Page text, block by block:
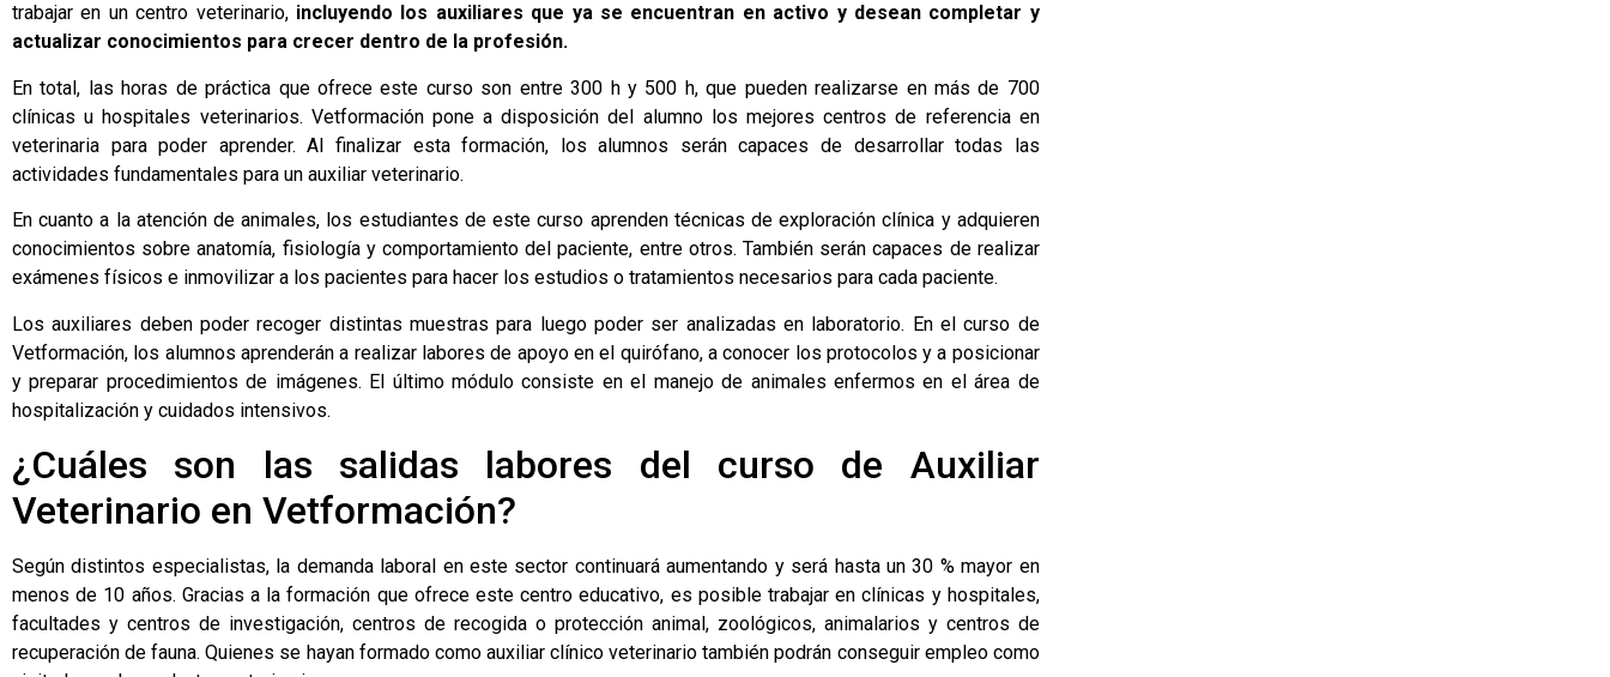
trabajar en un centro veterinario, incluyendo los auxiliares que ya se encuentran en activo y desean completar y
actualizar conocimientos para crecer dentro de la profesión.
En total, las horas de práctica que ofrece este curso son entre 300 h y 500 h, que pueden realizarse en más de 700
clínicas u hospitales veterinarios. Vetformación pone a disposición del alumno los mejores centros de referencia en
veterinaria para poder aprender. Al finalizar esta formación, los alumnos serán capaces de desarrollar todas las
actividades fundamentales para un auxiliar veterinario.
En cuanto a la atención de animales, los estudiantes de este curso aprenden técnicas de exploración clínica y adquieren
conocimientos sobre anatomía, fisiología y comportamiento del paciente, entre otros. También serán capaces de realizar
exámenes físicos e inmovilizar a los pacientes para hacer los estudios o tratamientos necesarios para cada paciente.
Los auxiliares deben poder recoger distintas muestras para luego poder ser analizadas en laboratorio. En el curso de
Vetformación, los alumnos aprenderán a realizar labores de apoyo en el quirófano, a conocer los protocolos y a posicionar
y preparar procedimientos de imágenes. El último módulo consiste en el manejo de animales enfermos en el área de
hospitalización y cuidados intensivos.
¿Cuáles son las salidas labores del curso de Auxiliar
Veterinario en Vetformación?
Según distintos especialistas, la demanda laboral en este sector continuará aumentando y será hasta un 30 % mayor en
menos de 10 años. Gracias a la formación que ofrece este centro educativo, es posible trabajar en clínicas y hospitales,
facultades y centros de investigación, centros de recogida o protección animal, zoológicos, animalarios y centros de
recuperación de fauna. Quienes se hayan formado como auxiliar clínico veterinario también podrán conseguir empleo como